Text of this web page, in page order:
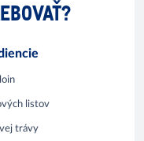
listov
trávy